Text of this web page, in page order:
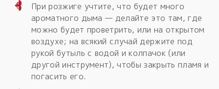
При розжиге учтите, что будет много
ароматного дыма — делайте это там, где
можно будет проветрить, или на открытом
воздухе; на всякий случай держите под
рукой бутыль с водой и колпачок (или
другой инструмент), чтобы закрыть пламя и
погасить его.